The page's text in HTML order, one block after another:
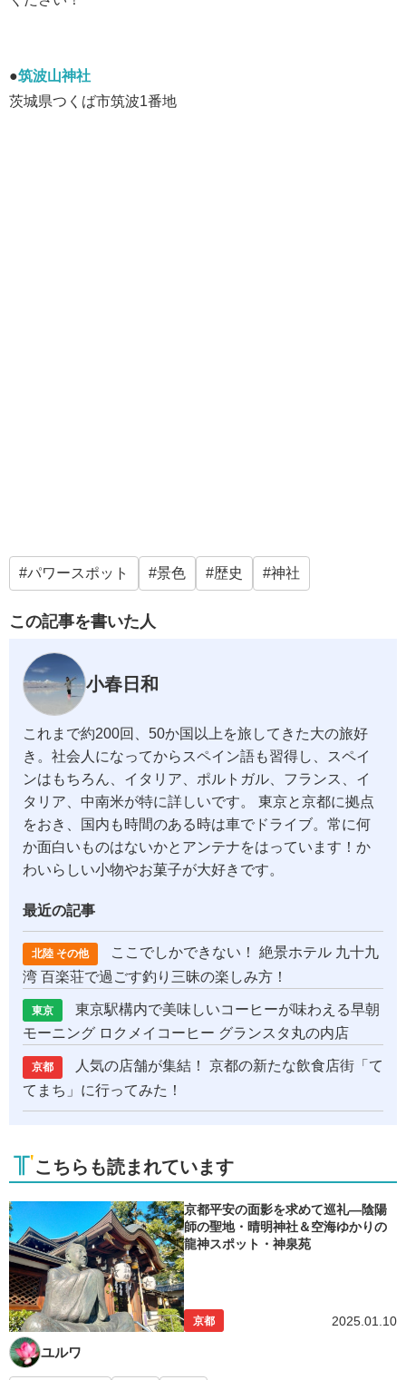
●筑波山神社
茨城県つくば市筑波1番地
パワースポット 景色 歴史 神社
この記事を書いた人
小春日和
これまで約200回、50か国以上を旅してきた大の旅好
き。社会人になってからスペイン語も習得し、スペイ
ンはもちろん、イタリア、ポルトガル、フランス、イ
タリア、中南米が特に詳しいです。 東京と京都に拠点
をおき、国内も時間のある時は車でドライブ。常に何
か面白いものはないかとアンテナをはっています！か
わいらしい小物やお菓子が大好きです。
最近の記事
北陸 その他
ここでしかできない！ 絶景ホテル 九十九
湾 百楽荘で過ごす釣り三昧の楽しみ方！
東京
東京駅構内で美味しいコーヒーが味わえる早朝
モーニング ロクメイコーヒー グランスタ丸の内店
京都
人気の店舗が集結！ 京都の新たな飲食店街「て
てまち」に行ってみた！
こちらも読まれています
京都平安の面影を求めて巡礼―陰陽
師の聖地・晴明神社＆空海ゆかりの
龍神スポット・神泉苑
京都 2025.01.10
ユルワ